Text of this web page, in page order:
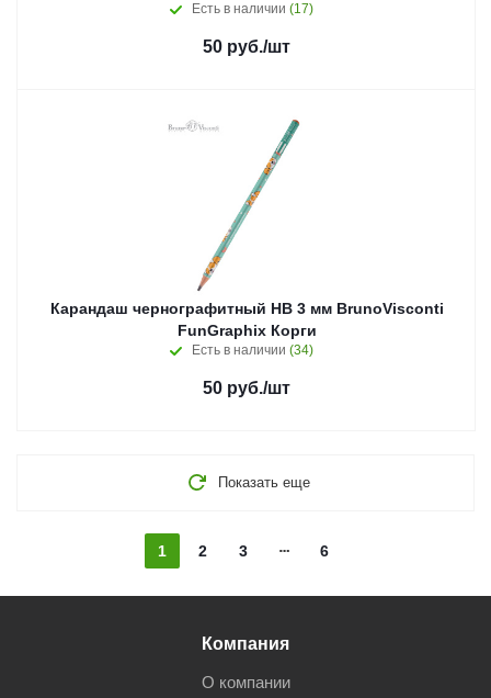
Есть в наличии (17)
50 руб./шт
Карандаш чернографитный НВ 3 мм BrunoVisconti
FunGraphix Корги
Есть в наличии (34)
50 руб./шт
Показать еще
1 2 3 6
Компания
О компании